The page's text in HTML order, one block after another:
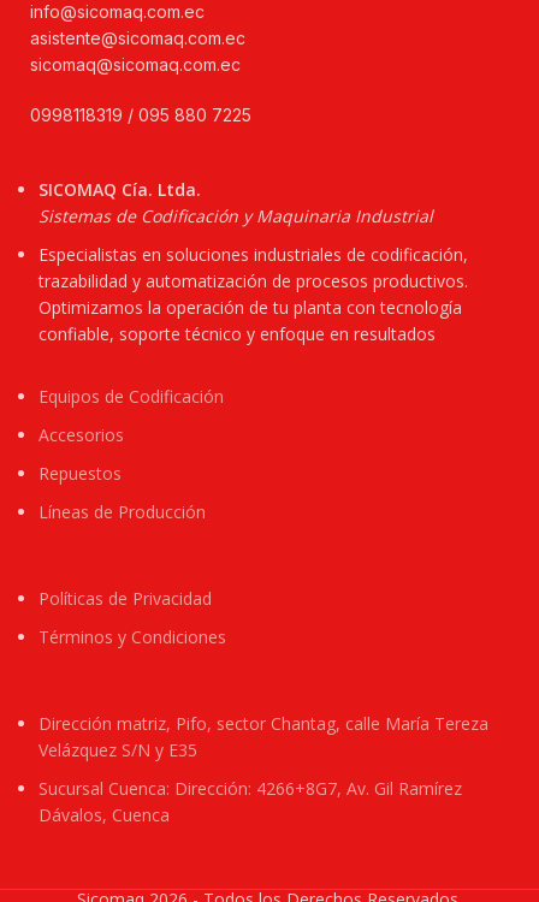
info@sicomaq.com.ec
asistente@sicomaq.com.ec
sicomaq@sicomaq.com.ec
0998118319 / 095 880 7225
SICOMAQ Cía. Ltda.
Sistemas de Codificación y Maquinaria Industrial
Especialistas en soluciones industriales de codificación,
trazabilidad y automatización de procesos productivos.
Optimizamos la operación de tu planta con tecnología
confiable, soporte técnico y enfoque en resultados
Equipos de Codificación
Accesorios
Repuestos
Líneas de Producción
Políticas de Privacidad
Términos y Condiciones
Dirección matriz, Pifo, sector Chantag, calle María Tereza
Velázquez S/N y E35
Sucursal Cuenca: Dirección: 4266+8G7, Av. Gil Ramírez
Dávalos, Cuenca